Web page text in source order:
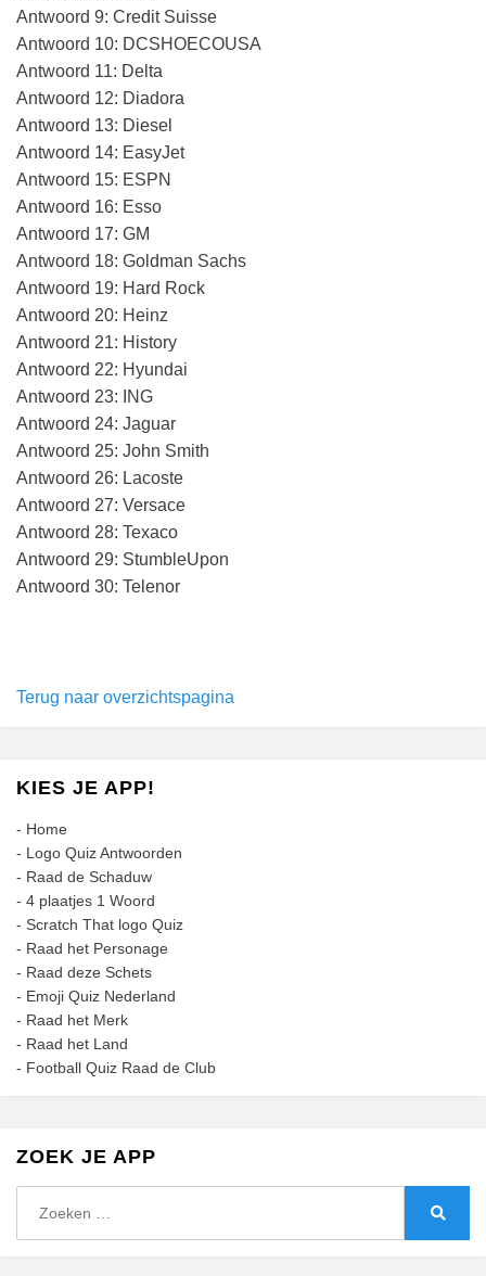
Antwoord 9: Credit Suisse
Antwoord 10: DCSHOECOUSA
Antwoord 11: Delta
Antwoord 12: Diadora
Antwoord 13: Diesel
Antwoord 14: EasyJet
Antwoord 15: ESPN
Antwoord 16: Esso
Antwoord 17: GM
Antwoord 18: Goldman Sachs
Antwoord 19: Hard Rock
Antwoord 20: Heinz
Antwoord 21: History
Antwoord 22: Hyundai
Antwoord 23: ING
Antwoord 24: Jaguar
Antwoord 25: John Smith
Antwoord 26: Lacoste
Antwoord 27: Versace
Antwoord 28: Texaco
Antwoord 29: StumbleUpon
Antwoord 30: Telenor
Terug naar overzichtspagina
KIES JE APP!
- Home
- Logo Quiz Antwoorden
- Raad de Schaduw
- 4 plaatjes 1 Woord
- Scratch That logo Quiz
- Raad het Personage
- Raad deze Schets
- Emoji Quiz Nederland
- Raad het Merk
- Raad het Land
- Football Quiz Raad de Club
ZOEK JE APP
naar: